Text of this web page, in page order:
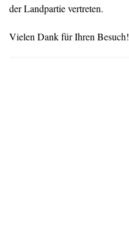
der Landpartie vertreten.
Vielen Dank für Ihren Besuch!